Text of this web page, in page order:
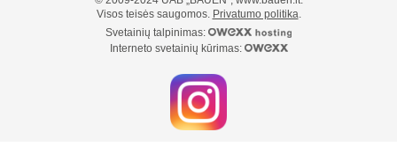
Visos teisės saugomos. Privatumo politika.
Svetainių talpinimas:
Interneto svetainių kūrimas: